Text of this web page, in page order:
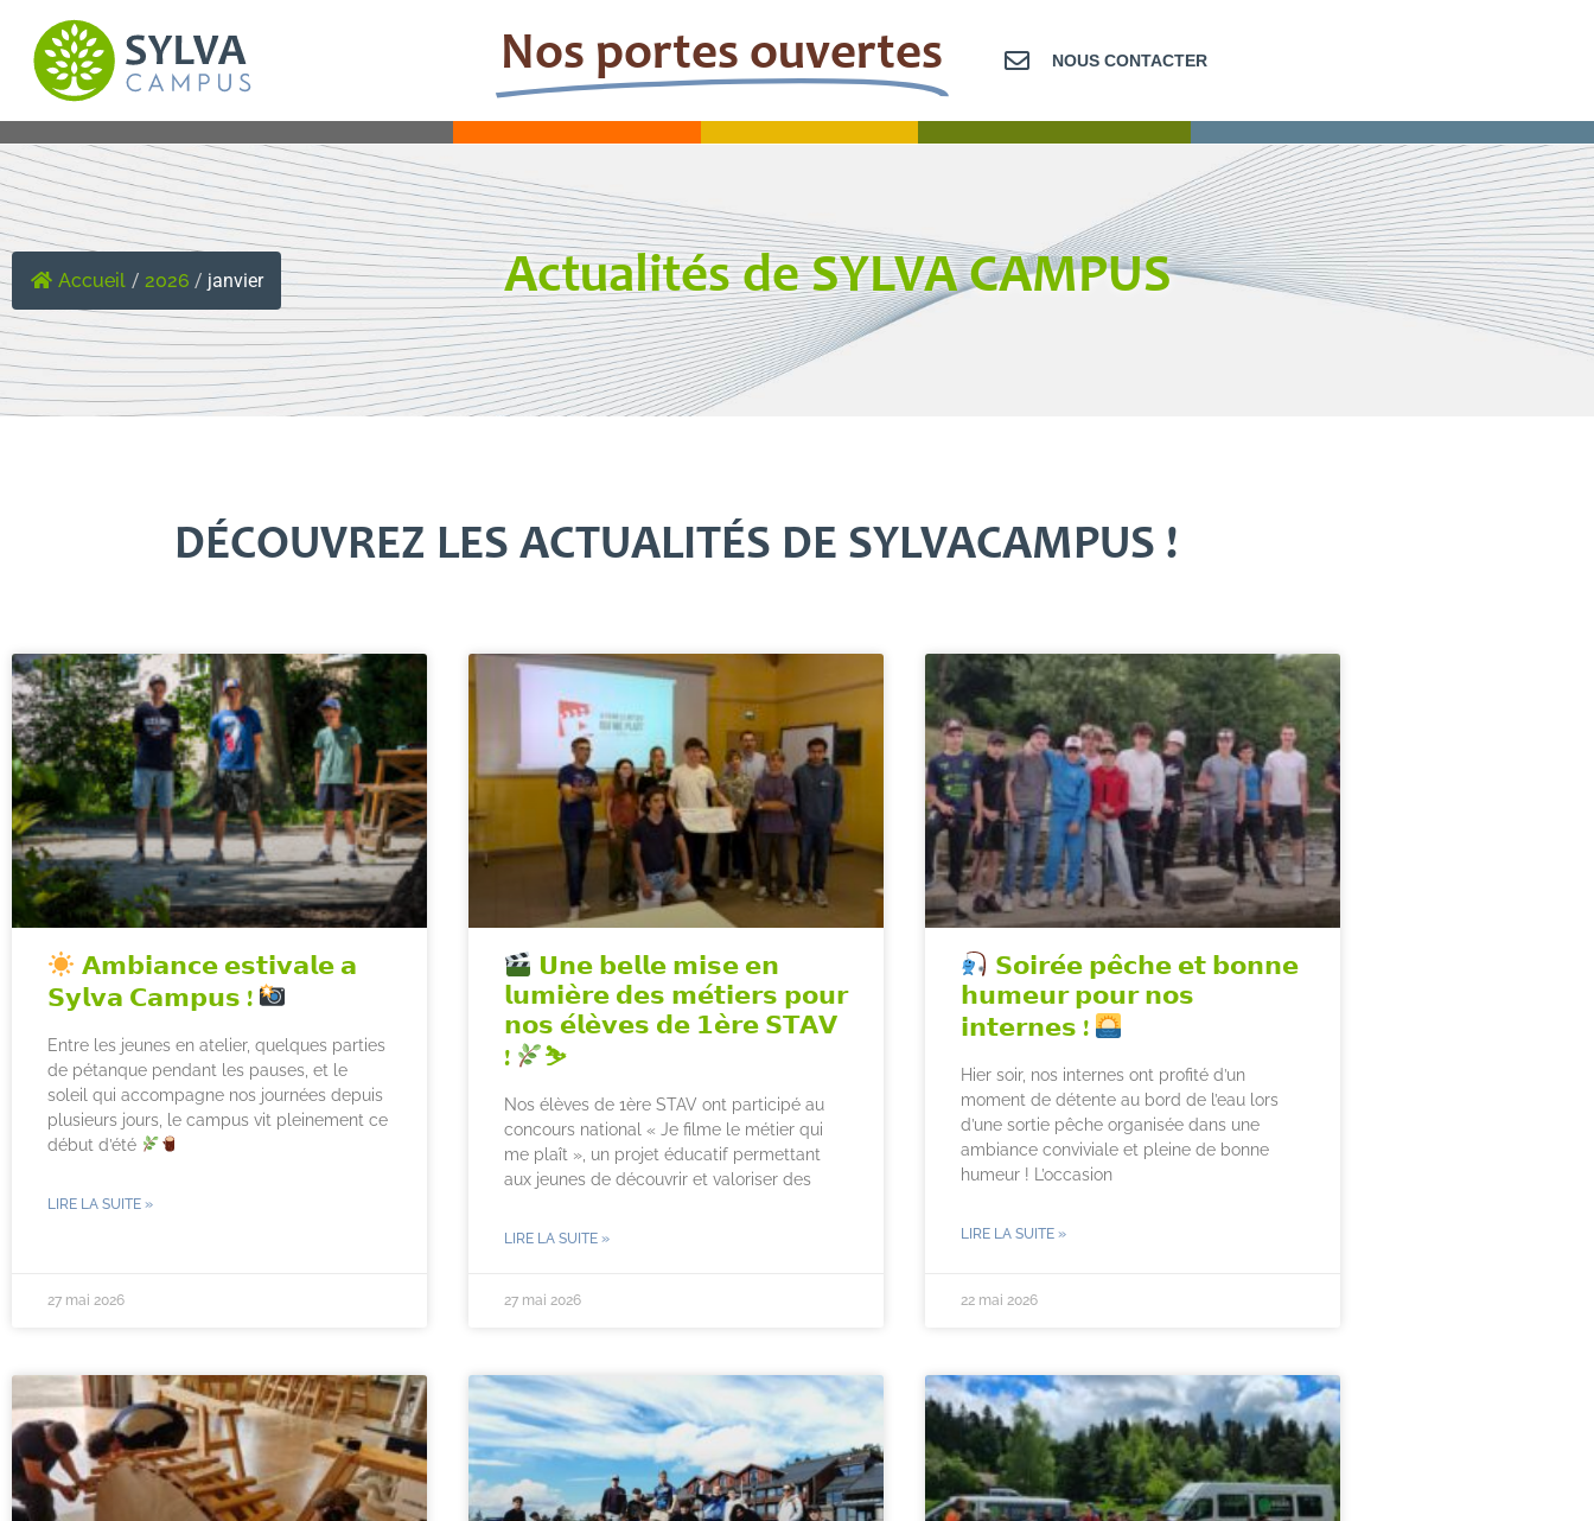
Nos portes ouvertes NOUS CONTACTER
Accueil / 2026 / janvier Actualités de SYLVA CAMPUS
DÉCOUVREZ LES ACTUALITÉS DE SYLVACAMPUS !
𝗔𝗺𝗯𝗶𝗮𝗻𝗰𝗲 𝗲𝘀𝘁𝗶𝘃𝗮𝗹𝗲 𝗮
𝗦𝘆𝗹𝘃𝗮 𝗖𝗮𝗺𝗽𝘂𝘀 !
Entre les jeunes en atelier, quelques parties
de pétanque pendant les pauses, et le
soleil qui accompagne nos journées depuis
plusieurs jours, le campus vit pleinement ce
début d’été
LIRE LA SUITE »
27 mai 2026
𝗨𝗻𝗲 𝗯𝗲𝗹𝗹𝗲 𝗺𝗶𝘀𝗲 𝗲𝗻
𝗹𝘂𝗺𝗶𝗲̀𝗿𝗲 𝗱𝗲𝘀 𝗺𝗲́𝘁𝗶𝗲𝗿𝘀 𝗽𝗼𝘂𝗿
𝗻𝗼𝘀 𝗲́𝗹𝗲̀𝘃𝗲𝘀 𝗱𝗲 𝟭𝗲̀𝗿𝗲 𝗦𝗧𝗔𝗩
!
⛷
Nos élèves de 1ère STAV ont participé au
concours national « Je filme le métier qui
me plaît », un projet éducatif permettant
aux jeunes de découvrir et valoriser des
LIRE LA SUITE »
27 mai 2026
𝗦𝗼𝗶𝗿𝗲́𝗲 𝗽𝗲̂𝗰𝗵𝗲 𝗲𝘁 𝗯𝗼𝗻𝗻𝗲
𝗵𝘂𝗺𝗲𝘂𝗿 𝗽𝗼𝘂𝗿 𝗻𝗼𝘀
𝗶𝗻𝘁𝗲𝗿𝗻𝗲𝘀 !
Hier soir, nos internes ont profité d’un
moment de détente au bord de l’eau lors
d’une sortie pêche organisée dans une
ambiance conviviale et pleine de bonne
humeur ! L’occasion
LIRE LA SUITE »
22 mai 2026